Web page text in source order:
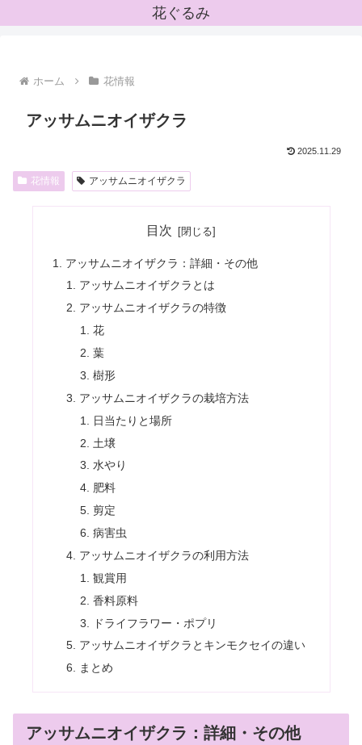
花ぐるみ
ホーム 花情報
アッサムニオイザクラ
2025.11.29
花情報 アッサムニオイザクラ
目次
アッサムニオイザクラ：詳細・その他
アッサムニオイザクラとは
アッサムニオイザクラの特徴
花
葉
樹形
アッサムニオイザクラの栽培方法
日当たりと場所
土壌
水やり
肥料
剪定
病害虫
アッサムニオイザクラの利用方法
観賞用
香料原料
ドライフラワー・ポプリ
アッサムニオイザクラとキンモクセイの違い
まとめ
アッサムニオイザクラ：詳細・その他